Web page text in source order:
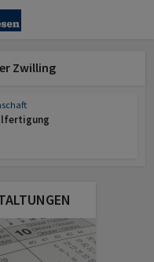
Zwilling